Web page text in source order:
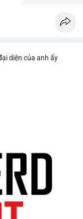
diện của anh ấy